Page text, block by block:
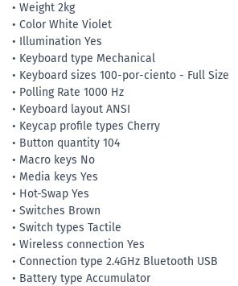
• Weight 2kg
• Color White Violet
• Illumination Yes
• Keyboard type Mechanical
• Keyboard sizes 100-por-ciento - Full Size
• Polling Rate 1000 Hz
• Keyboard layout ANSI
• Keycap profile types Cherry
• Button quantity 104
• Macro keys No
• Media keys Yes
• Hot-Swap Yes
• Switches Brown
• Switch types Tactile
• Wireless connection Yes
• Connection type 2.4GHz Bluetooth USB
• Battery type Accumulator